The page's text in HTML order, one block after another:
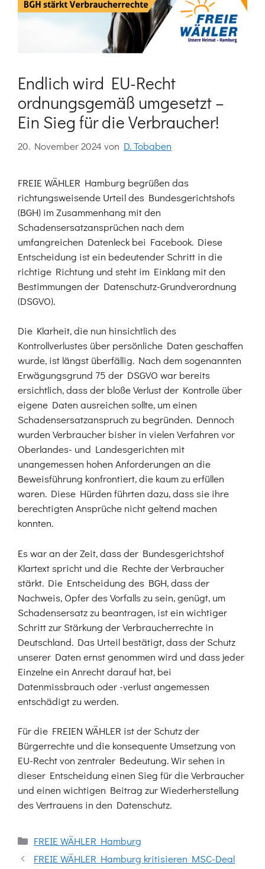
Endlich wird EU-Recht
ordnungsgemäß umgesetzt –
Ein Sieg für die Verbraucher!
20. November 2024 von D. Tobaben
FREIE WÄHLER Hamburg begrüßen das
richtungsweisende Urteil des Bundesgerichtshofs
(BGH) im Zusammenhang mit den
Schadensersatzansprüchen nach dem
umfangreichen Datenleck bei Facebook. Diese
Entscheidung ist ein bedeutender Schritt in die
richtige Richtung und steht im Einklang mit den
Bestimmungen der Datenschutz-Grundverordnung
(DSGVO).
Die Klarheit, die nun hinsichtlich des
Kontrollverlustes über persönliche Daten geschaffen
wurde, ist längst überfällig. Nach dem sogenannten
Erwägungsgrund 75 der DSGVO war bereits
ersichtlich, dass der bloße Verlust der Kontrolle über
eigene Daten ausreichen sollte, um einen
Schadensersatzanspruch zu begründen. Dennoch
wurden Verbraucher bisher in vielen Verfahren vor
Oberlandes- und Landesgerichten mit
unangemessen hohen Anforderungen an die
Beweisführung konfrontiert, die kaum zu erfüllen
waren. Diese Hürden führten dazu, dass sie ihre
berechtigten Ansprüche nicht geltend machen
konnten.
Es war an der Zeit, dass der Bundesgerichtshof
Klartext spricht und die Rechte der Verbraucher
stärkt. Die Entscheidung des BGH, dass der
Nachweis, Opfer des Vorfalls zu sein, genügt, um
Schadensersatz zu beantragen, ist ein wichtiger
Schritt zur Stärkung der Verbraucherrechte in
Deutschland. Das Urteil bestätigt, dass der Schutz
unserer Daten ernst genommen wird und dass jeder
Einzelne ein Anrecht darauf hat, bei
Datenmissbrauch oder -verlust angemessen
entschädigt zu werden.
Für die FREIEN WÄHLER ist der Schutz der
Bürgerrechte und die konsequente Umsetzung von
EU-Recht von zentraler Bedeutung. Wir sehen in
dieser Entscheidung einen Sieg für die Verbraucher
und einen wichtigen Beitrag zur Wiederherstellung
des Vertrauens in den Datenschutz.
Kategorien
FREIE WÄHLER Hamburg
FREIE WÄHLER Hamburg kritisieren MSC-Deal